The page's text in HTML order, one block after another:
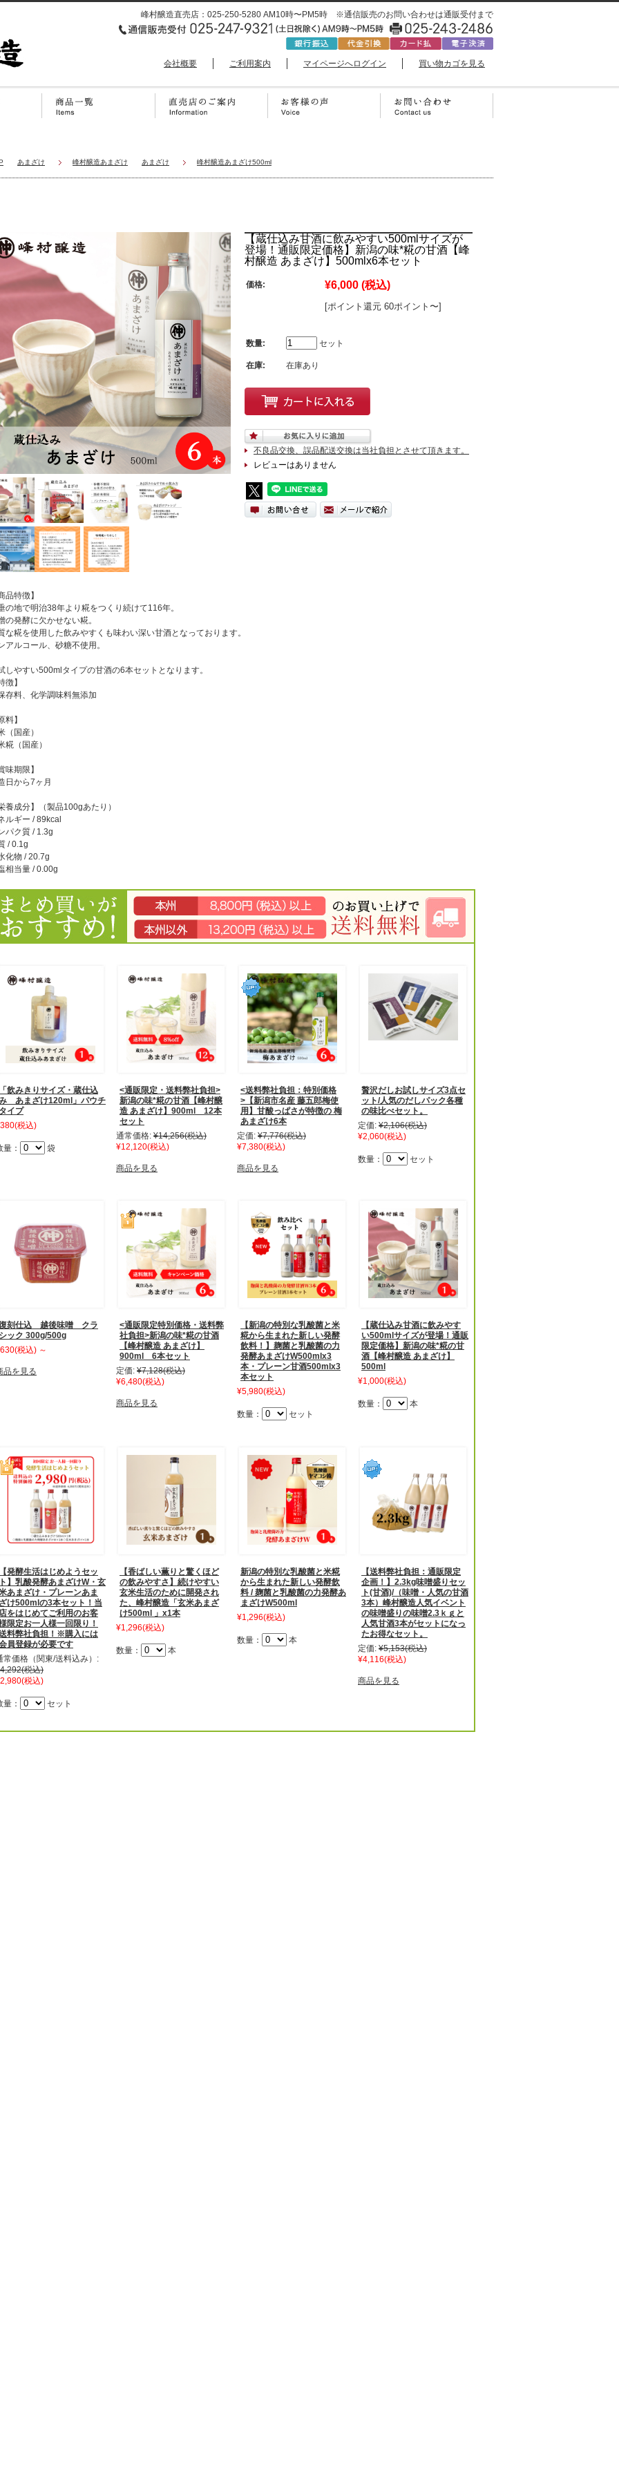
峰村醸造直売店：025-250-5280 AM10時〜PM5時 ※通信販売のお問い合わせは通販受付まで
会社概要 ご利用案内 マイページへログイン 買い物カゴを見る
あまざけ 峰村醸造あまざけ あまざけ 峰村醸造あまざけ500ml
【蔵仕込み甘酒に飲みやすい500mlサイズが
登場！通販限定価格】新潟の味*糀の甘酒【峰
村醸造 あまざけ】500mlx6本セット
価格: ¥6,000 (税込)
[ポイント還元 60ポイント〜]
数量: セット
在庫: 在庫あり
不良品交換、誤品配送交換は当社負担とさせて頂きます。
レビューはありません
品特徴】
の地で明治38年より糀をつくり続けて116年。
の発酵に欠かせない糀。
な糀を使用した飲みやすくも味わい深い甘酒となっております。
アルコール、砂糖不使用。
しやすい500mlタイプの甘酒の6本セットとなります。
徴】
存料、化学調味料無添加
料】
（国産）
糀（国産）
味期限】
日から7ヶ月
養成分】（製品100gあたり）
ルギー / 89kcal
パク質 / 1.3g
/ 0.1g
化物 / 20.7g
相当量 / 0.00g
飲みきりサイズ・蔵仕込
あまざけ120ml」パウチ
イプ
(税込)
量： 袋
<通販限定・送料弊社負担>
新潟の味*糀の甘酒【峰村醸
造 あまざけ】900ml 12本
セット
通常価格: ¥14,256(税込)
¥12,120(税込)
商品を見る
<送料弊社負担：特別価格
>【新潟市名産 藤五郎梅使
用】甘酸っぱさが特徴の 梅
あまざけ6本
定価: ¥7,776(税込)
¥7,380(税込)
商品を見る
贅沢だしお試しサイズ3点セ
ット/人気のだしパック各種
の味比べセット。
定価: ¥2,106(税込)
¥2,060(税込)
数量： セット
刻仕込 越後味噌 クラ
ック 300g/500g
(税込) ～
品を見る
<通販限定特別価格・送料弊
社負担>新潟の味*糀の甘酒
【峰村醸造 あまざけ】
900ml 6本セット
定価: ¥7,128(税込)
¥6,480(税込)
商品を見る
【新潟の特別な乳酸菌と米
糀から生まれた新しい発酵
飲料！】麹菌と乳酸菌の力
発酵あまざけW500mlx3
本・プレーン甘酒500mlx3
本セット
¥5,980(税込)
数量： セット
【蔵仕込み甘酒に飲みやす
い500mlサイズが登場！通販
限定価格】新潟の味*糀の甘
酒【峰村醸造 あまざけ】
500ml
¥1,000(税込)
数量： 本
発酵生活はじめようセッ
】乳酸発酵あまざけW・玄
あまざけ・プレーンあま
け500mlの3本セット！当
をはじめてご利用のお客
限定お一人様一回限り！
料弊社負担！※購入には
員登録が必要です
常価格（関東/送料込み）:
(税込)
(税込)
量： セット
【香ばしい薫りと驚くほど
の飲みやすさ】続けやすい
玄米生活のために開発され
た、峰村醸造「玄米あまざ
け500ml 」x1本
¥1,296(税込)
数量： 本
新潟の特別な乳酸菌と米糀
から生まれた新しい発酵飲
料 / 麹菌と乳酸菌の力発酵あ
まざけW500ml
¥1,296(税込)
数量： 本
【送料弊社負担：通販限定
企画！】2.3kg味噌盛りセッ
ト(甘酒)/（味噌・人気の甘酒
3本）峰村醸造人気イベント
の味噌盛りの味噌2.3ｋｇと
人気甘酒3本がセットになっ
たお得なセット。
定価: ¥5,153(税込)
¥4,116(税込)
商品を見る